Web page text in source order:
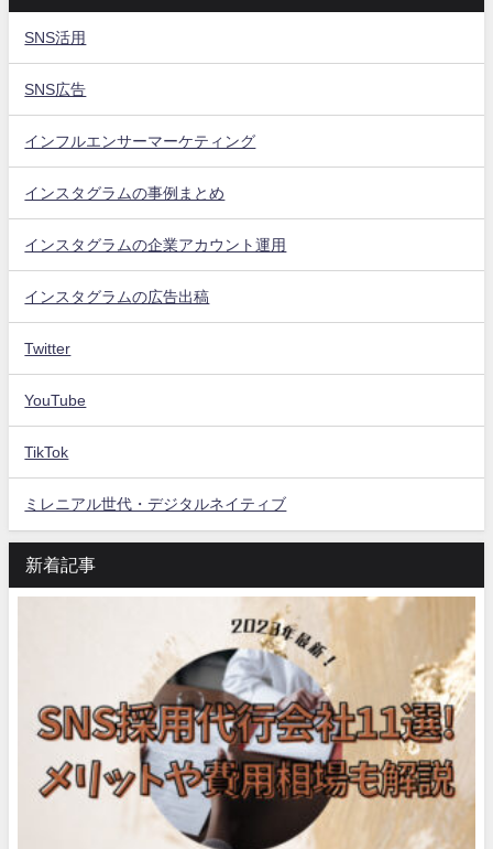
SNS活用
SNS広告
インフルエンサーマーケティング
インスタグラムの事例まとめ
インスタグラムの企業アカウント運用
インスタグラムの広告出稿
Twitter
YouTube
TikTok
ミレニアル世代・デジタルネイティブ
新着記事